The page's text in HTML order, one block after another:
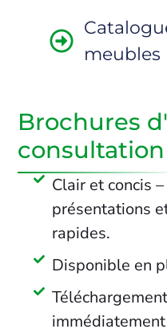
meubles
Brochures
Clair et concis
présentations
rapides.
Disponible en